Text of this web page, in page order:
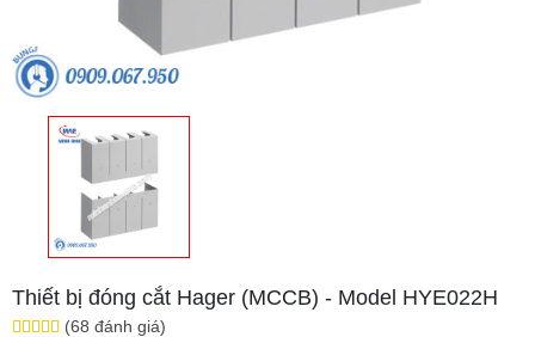
Thiết bị đóng cắt Hager (MCCB) - Model HYE022H
(68 đánh giá)